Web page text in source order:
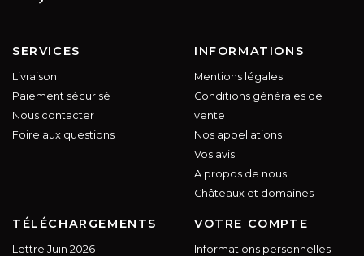
SERVICES
Livraison
Paiement sécurisé
Nous contacter
Foire aux questions
INFORMATIONS
Mentions légales
Conditions générales de
vente
Nos appellations
Vos avis
A propos de nous
Châteaux et domaines
TÉLÉCHARGEMENTS
Lettre Juin 2026
VOTRE COMPTE
Informations personnelles